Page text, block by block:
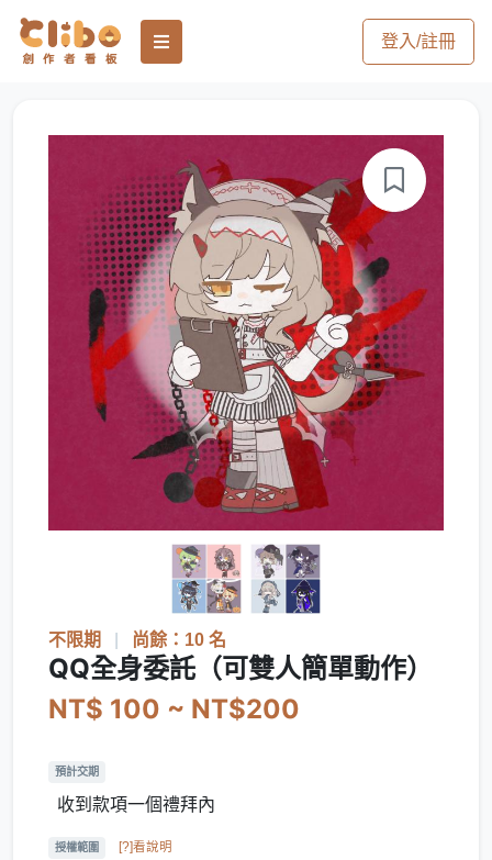
登入/註冊
不限期 尚餘：10 名
QQ全身委託（可雙人簡單動作）
NT$ 100 ~ NT$200
預計交期
收到款項一個禮拜內
授權範圍 [?]看說明